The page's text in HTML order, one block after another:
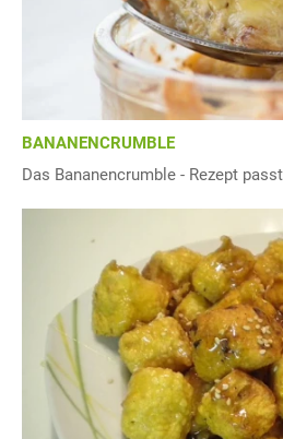
BANANENCRUMBLE
Das Bananencrumble - Rezept